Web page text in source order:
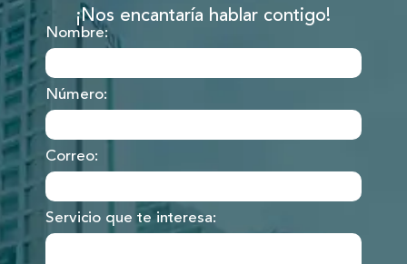
¡Nos encantaría hablar contigo!
Nombre:
Número:
Correo:
Servicio que te interesa: